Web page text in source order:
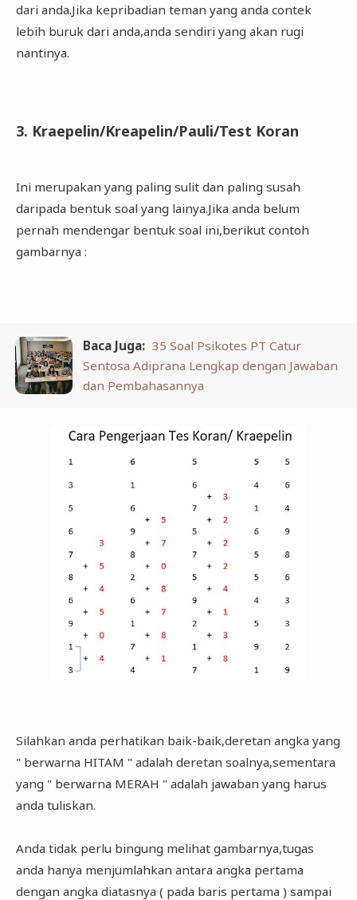
dari anda.Jika kepribadian teman yang anda contek
lebih buruk dari anda,anda sendiri yang akan rugi
nantinya.
3. Kraepelin/Kreapelin/Pauli/Test Koran
Ini merupakan yang paling sulit dan paling susah
daripada bentuk soal yang lainya.Jika anda belum
pernah mendengar bentuk soal ini,berikut contoh
gambarnya :
Baca Juga: 35 Soal Psikotes PT Catur
Sentosa Adiprana Lengkap dengan Jawaban
dan Pembahasannya
Silahkan anda perhatikan baik-baik,deretan angka yang
" berwarna HITAM " adalah deretan soalnya,sementara
yang " berwarna MERAH " adalah jawaban yang harus
anda tuliskan.
Anda tidak perlu bingung melihat gambarnya,tugas
anda hanya menjumlahkan antara angka pertama
dengan angka diatasnya ( pada baris pertama ) sampai